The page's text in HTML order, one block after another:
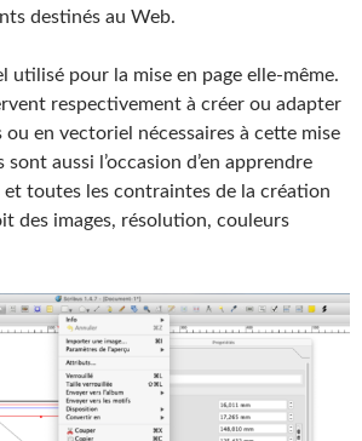
destinés au Web.
utilisé pour la mise en page elle-même.
respectivement à créer ou adapter
ou en vectoriel nécessaires à cette mise
sont aussi l’occasion d’en apprendre
et toutes les contraintes de la création
des images, résolution, couleurs